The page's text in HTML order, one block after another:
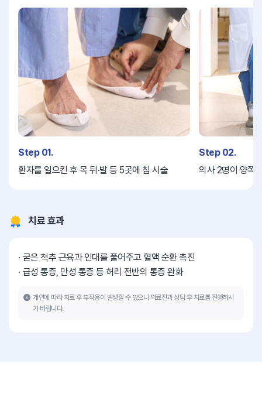
Step 01.
환자를 일으킨 후 목 뒤·발 등 5곳에 침 시술
Step 02.
의사 2명이 양쪽
치료 효과
굳은 척추 근육과 인대를 풀어주고 혈액 순환 촉진
급성 통증, 만성 통증 등 허리 전반의 통증 완화
개인에 따라 치료 후 부작용이 발생할 수 있으니 의료진과 상담 후 치료를 진행하시
기 바랍니다.